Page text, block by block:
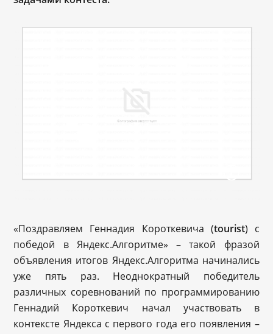
«Поздравляем Геннадия Короткевича (tourist) с
победой в Яндекс.Алгоритме» – такой фразой
объявления итогов Яндекс.Алгоритма начинались
уже пять раз. Неоднократный победитель
различных соревнований по программированию
Геннадий Короткевич начал участвовать в
контексте Яндекса с первого года его появления –